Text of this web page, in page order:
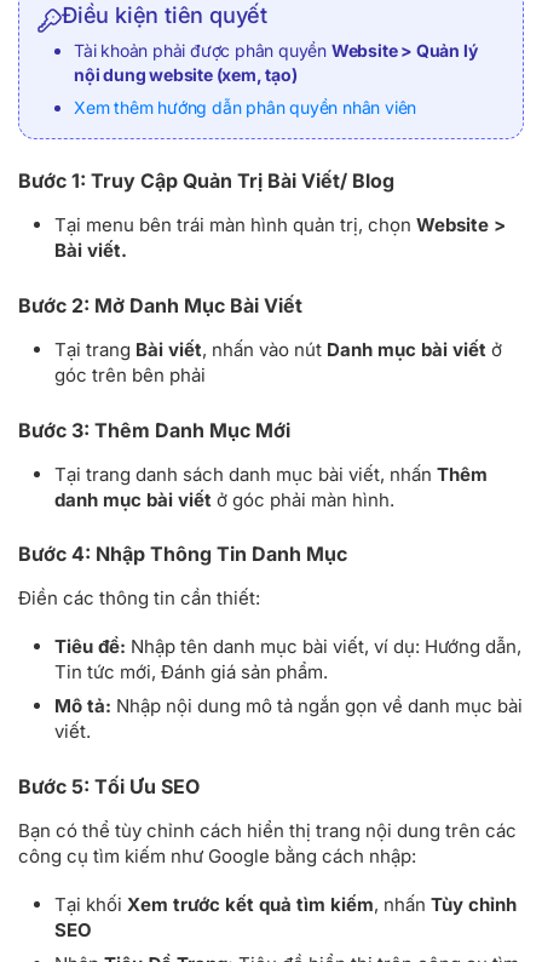
Điều kiện tiên quyết
Tài khoản phải được phân quyền Website > Quản lý
nội dung website (xem, tạo)
Xem thêm hướng dẫn phân quyền nhân viên
Bước 1: Truy Cập Quản Trị Bài Viết/ Blog
Tại menu bên trái màn hình quản trị, chọn Website >
Bài viết.
Bước 2: Mở Danh Mục Bài Viết
Tại trang Bài viết, nhấn vào nút Danh mục bài viết ở
góc trên bên phải
Bước 3: Thêm Danh Mục Mới
Tại trang danh sách danh mục bài viết, nhấn Thêm
danh mục bài viết ở góc phải màn hình.
Bước 4: Nhập Thông Tin Danh Mục
Điền các thông tin cần thiết:
Tiêu đề: Nhập tên danh mục bài viết, ví dụ: Hướng dẫn,
Tin tức mới, Đánh giá sản phẩm.
Mô tả: Nhập nội dung mô tả ngắn gọn về danh mục bài
viết.
Bước 5: Tối Ưu SEO
Bạn có thể tùy chỉnh cách hiển thị trang nội dung trên các
công cụ tìm kiếm như Google bằng cách nhập:
Tại khối Xem trước kết quả tìm kiếm, nhấn Tùy chỉnh
SEO